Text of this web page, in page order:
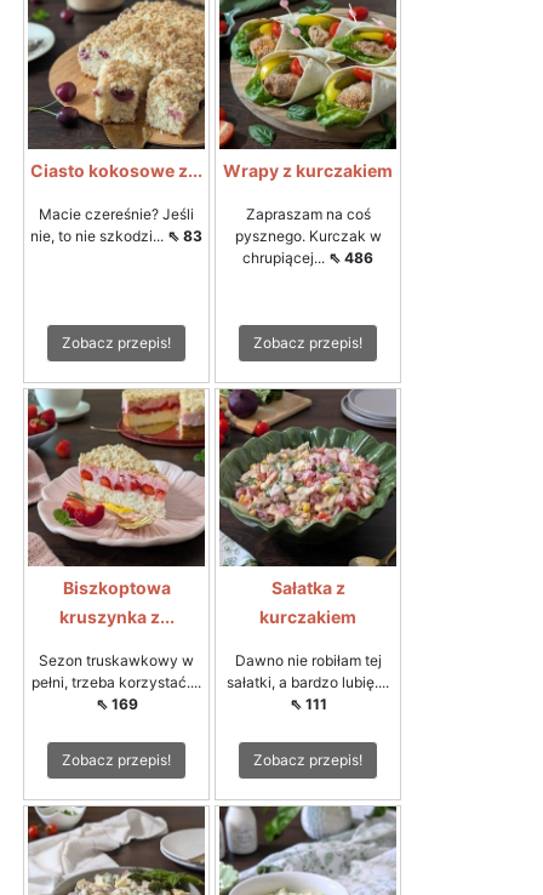
Ciasto kokosowe z...
Macie czereśnie? Jeśli
nie, to nie szkodzi... ⇖ 83
Zobacz przepis!
Wrapy z kurczakiem
Zapraszam na coś
pysznego. Kurczak w
chrupiącej... ⇖ 486
Zobacz przepis!
Biszkoptowa
kruszynka z...
Sezon truskawkowy w
pełni, trzeba korzystać....
⇖ 169
Zobacz przepis!
Sałatka z
kurczakiem
Dawno nie robiłam tej
sałatki, a bardzo lubię....
⇖ 111
Zobacz przepis!